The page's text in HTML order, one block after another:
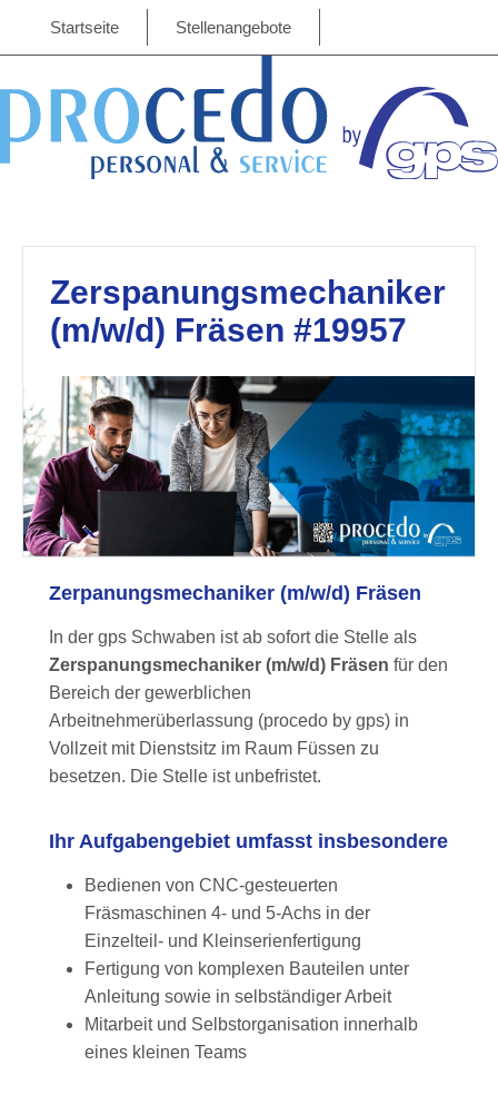
Startseite Stellenangebote
Zerspanungsmechaniker
(m/w/d) Fräsen #19957
Zerpanungsmechaniker (m/w/d) Fräsen
In der gps Schwaben ist ab sofort die Stelle als
Zerspanungsmechaniker (m/w/d) Fräsen für den
Bereich der gewerblichen
Arbeitnehmerüberlassung (procedo by gps) in
Vollzeit mit Dienstsitz im Raum Füssen zu
besetzen. Die Stelle ist unbefristet.
Ihr Aufgabengebiet umfasst insbesondere
Bedienen von CNC-gesteuerten
Fräsmaschinen 4- und 5-Achs in der
Einzelteil- und Kleinserienfertigung
Fertigung von komplexen Bauteilen unter
Anleitung sowie in selbständiger Arbeit
Mitarbeit und Selbstorganisation innerhalb
eines kleinen Teams